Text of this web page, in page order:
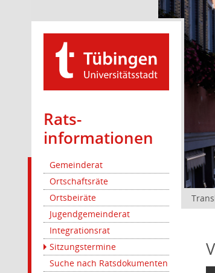
Rats­
informationen
Gemeinderat
Ortschaftsräte
Ortsbeiräte
Jugendgemeinderat
Integrationsrat
Sitzungstermine
Suche nach Ratsdokumenten